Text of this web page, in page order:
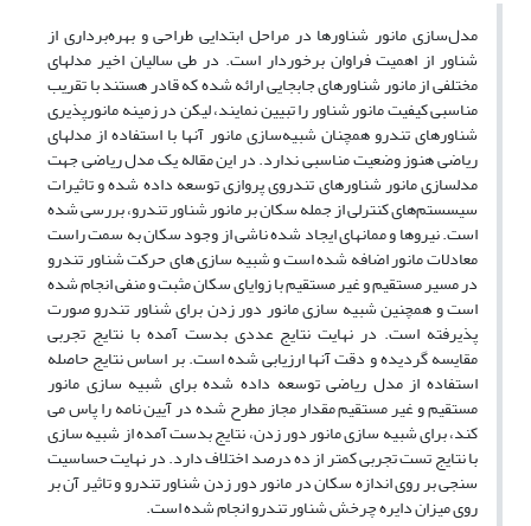
مدل‌سازی مانور شناورها در مراحل ابتدایی طراحی و بهره‌برداری از
شناور از اهمیت فراوان برخوردار است. در طی سالیان اخیر مدلهای
مختلفی از مانور شناورهای جابجایی ارائه شده که قادر هستند با تقریب
مناسبی کیفیت مانور شناور را تبیین نمایند، لیکن در زمینه مانورپذیری
شناورهای تندرو همچنان شبیه‌سازی مانور آنها با استفاده از مدلهای
ریاضی هنوز وضعیت مناسبی ندارد. در این مقاله یک مدل ریاضی جهت
مدلسازی مانور شناورهای تندروی پروازی توسعه داده شده و تاثیرات
سیسستم‌های کنترلی از جمله سکان بر مانور شناور تندرو، بررسی شده
است. نیروها و ممانهای ایجاد شده ناشی از وجود سکان به سمت راست
معادلات مانور اضافه شده است و شبیه سازی های حرکت شناور تندرو
در مسیر مستقیم و غیر مستقیم با زوایای سکان مثبت و منفی انجام شده
است و همچنین شبیه سازی مانور دور زدن برای شناور تندرو صورت
پذیرفته است. در نهایت نتایج عددی بدست آمده با نتایج تجربی
مقایسه گردیده و دقت آنها ارزیابی شده است. بر اساس نتایج حاصله
استفاده از مدل ریاضی توسعه داده شده برای شبیه سازی مانور
مستقیم و غیر مستقیم مقدار مجاز مطرح شده در آیین نامه را پاس می
کند، برای شبیه سازی مانور دور زدن، نتایج بدست آمده از شبیه سازی
با نتایج تست تجربی کمتر از ده درصد اختلاف دارد. در نهایت حساسیت
سنجی بر روی اندازه سکان در مانور دور زدن شناور تندرو و تاثیر آن بر
روی میزان دایره چرخش شناور تندرو انجام شده است.